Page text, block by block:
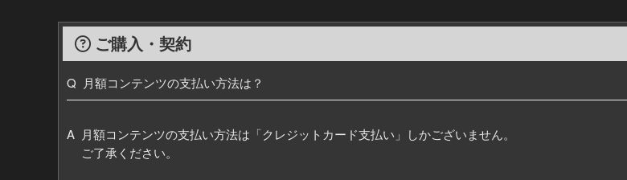
ご購入・契約
Q 月額コンテンツの支払い方法は？
A 月額コンテンツの支払い方法は「クレジットカード支払い」しかございません。
ご了承ください。